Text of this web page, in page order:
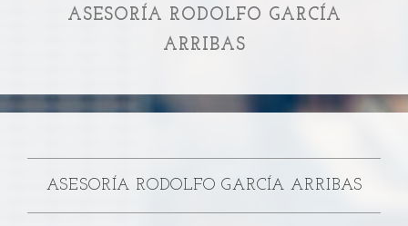
ASESORÍA RODOLFO GARCÍA
ARRIBAS
ASESORÍA RODOLFO GARCÍA ARRIBAS